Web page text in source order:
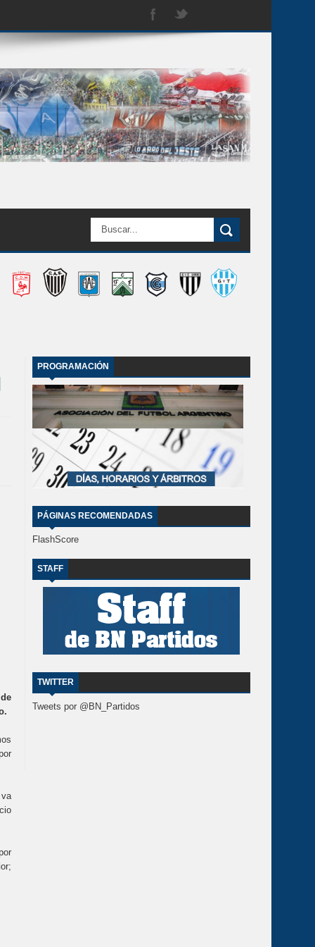
PROGRAMACIÓN
PÁGINAS RECOMENDADAS
FlashScore
STAFF
TWITTER
Tweets por @BN_Partidos